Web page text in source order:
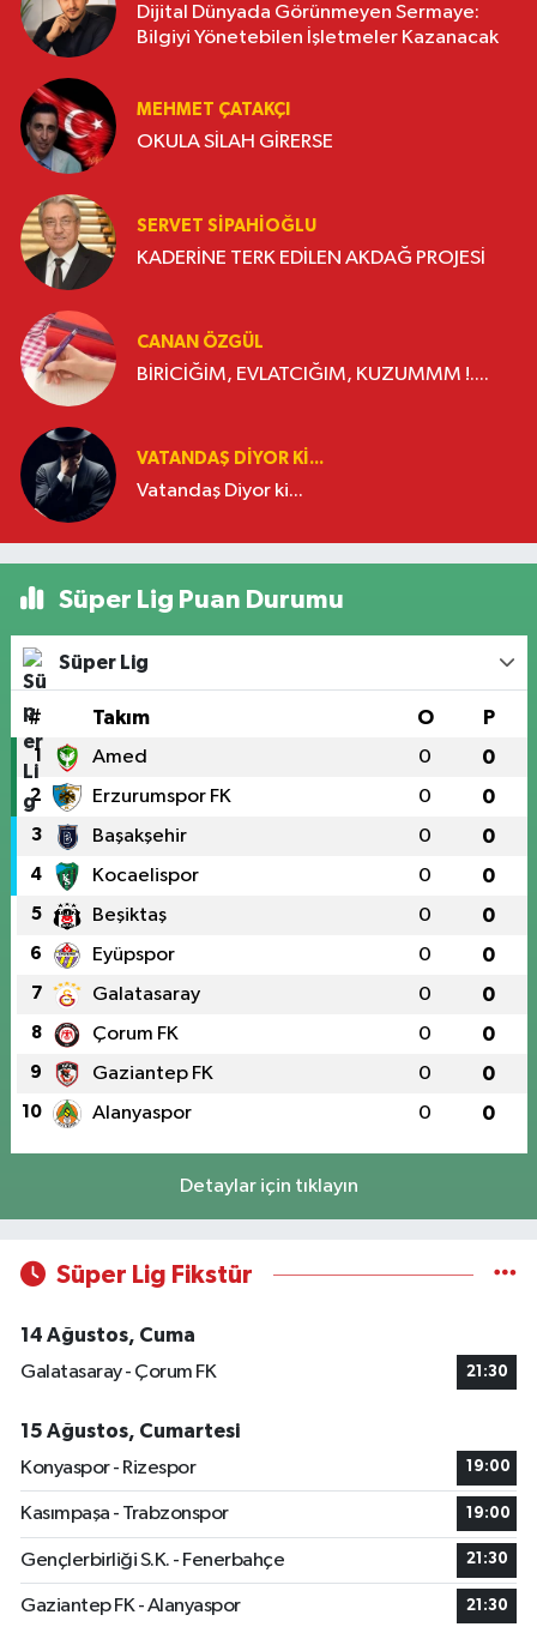
Dijital Dünyada Görünmeyen Sermaye:
Bilgiyi Yönetebilen İşletmeler Kazanacak
MEHMET ÇATAKÇI
OKULA SİLAH GİRERSE
SERVET SİPAHİOĞLU
KADERİNE TERK EDİLEN AKDAĞ PROJESİ
CANAN ÖZGÜL
BİRİCİĞİM, EVLATCIĞIM, KUZUMMM !....
VATANDAŞ DIYOR KI...
Vatandaş Diyor ki...
Süper Lig Puan Durumu
Süper Lig
# Takım O P
1 Amed 0 0
2 Erzurumspor FK 0 0
3 Başakşehir 0 0
4 Kocaelispor 0 0
5 Beşiktaş 0 0
6 Eyüpspor 0 0
7 Galatasaray 0 0
8 Çorum FK 0 0
9 Gaziantep FK 0 0
10 Alanyaspor 0 0
Detaylar için tıklayın
Süper Lig Fikstür
14 Ağustos, Cuma
Galatasaray - Çorum FK
21:30
15 Ağustos, Cumartesi
Konyaspor - Rizespor
19:00
Kasımpaşa - Trabzonspor 19:00
Gençlerbirliği S.K. - Fenerbahçe 21:30
Gaziantep FK - Alanyaspor 21:30